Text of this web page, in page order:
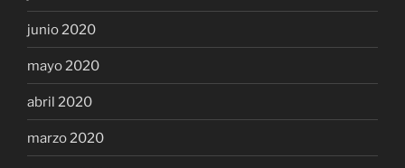
junio 2020
mayo 2020
abril 2020
marzo 2020